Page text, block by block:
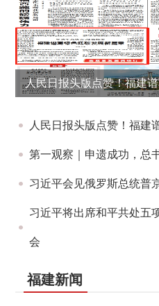
人民日报头版点赞！福建
人民日报头版点赞！福建
第一观察｜申遗成功，总
习近平会见俄罗斯总统普
习近平将出席和平共处五
会
福建新闻